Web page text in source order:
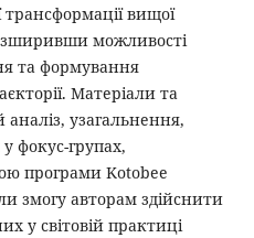
трансформації вищої
можливості
та формування
Матеріали та
узагальнення,
фокус-групах,
програми Kotobee
змогу авторам здійснити
у світовій практиці